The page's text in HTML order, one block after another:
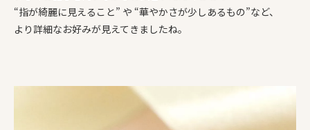
“指が綺麗に見えること” や “華やかさが少しあるもの”など、
より詳細なお好みが見えてきましたね。